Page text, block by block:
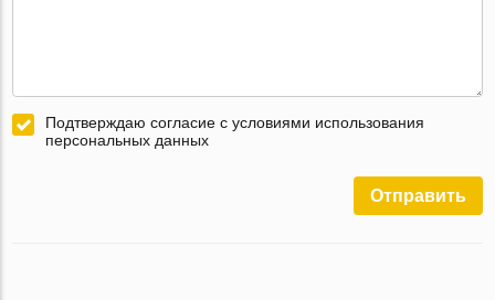
Подтверждаю согласие с условиями использования
персональных данных
Отправить